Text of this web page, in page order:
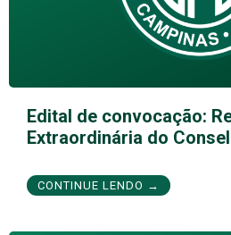
Edital de convocação:
Extraordinária do
CONTINUE LENDO →